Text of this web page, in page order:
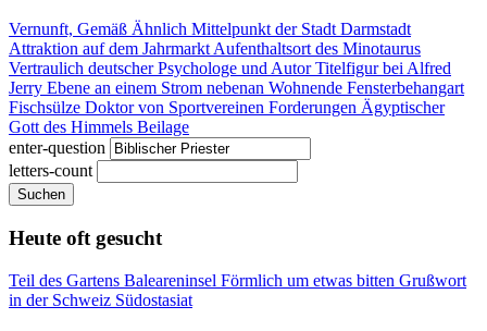
Vernunft, Gemäß Ähnlich Mittelpunkt der Stadt Darmstadt
Attraktion auf dem JahrmarktAufenthaltsort des Minotaurus
Vertraulich deutscher Psychologe und AutorTitelfigur bei Alfred
Jerry Ebene an einem Strom nebenan Wohnende Fensterbehangart
Fischsülze Doktor von Sportvereinen Forderungen Ägyptischer
Gott des Himmels Beilage
enter-question
letters-count
Suchen
Heute oft gesucht
Teil des Gartens Baleareninsel Förmlich um etwas bitten Grußwort
in der Schweiz Südostasiat